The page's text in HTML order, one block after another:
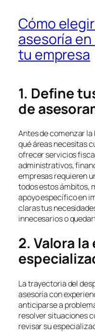
Cómo
asesoría
tu empresa
1. Define
de
Antes de comenzar
qué áreas necesitas
ofrecer servicios
administrativos,
empresas requieren
todos estos ámbitos,
apoyo específico en
claras tus
innecesarios o
2. Valora
La trayectoria del
asesoría con
anticiparse a
resolver situaciones
revisar su